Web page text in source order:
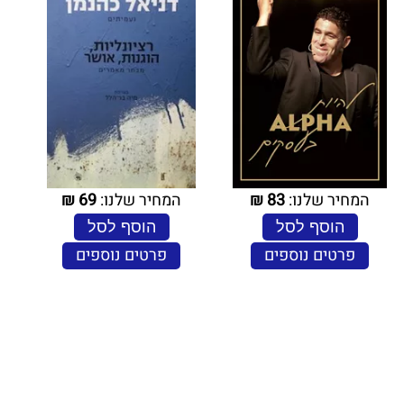
המחיר שלנו:83
₪
הוסף לסל
פרטים נוספים
המחיר שלנו:69
₪
הוסף לסל
פרטים נוספים